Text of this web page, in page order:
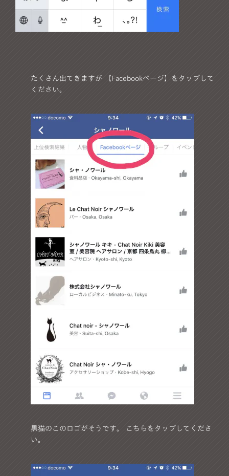
たくさん出てきますが 【Facebookページ】をタップして
ください。
黒猫のこのロゴがそうです。 こちらをタップしてくださ
い。